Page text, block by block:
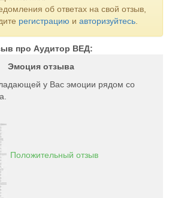
стандарты качества в нашей работе.
на прозрачности,
по
об ответах на свой отзыв,
регистрацию и авторизуйтесь
про Аудитор ВЕД:
Эмоция отзыва
у Вас эмоции рядом со
Положительный отзыв